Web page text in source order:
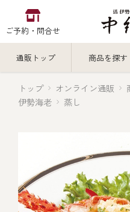
ご予約・問合せ
中納
中納言の伊勢海老
用途・シーン
通販トップ 商品を探す
カテゴリから探す
伊勢海老
トップ オンライン通販
伊勢海老
蒸し